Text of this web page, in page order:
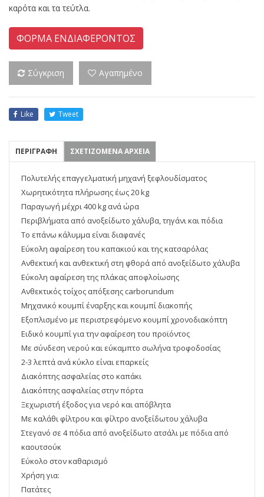
καρότα και τα τεύτλα.
ΦΟΡΜΑ ΕΝΔΙΑΦΕΡΟΝΤΟΣ
Σύγκριση Αγαπημένο
Like Tweet
ΠΕΡΙΓΡΑΦΗ ΣΧΕΤΙΖΟΜΕΝΑ ΑΡΧΕΙΑ
Πολυτελής επαγγελματική μηχανή ξεφλουδίσματος
Χωρητικότητα πλήρωσης έως 20 kg
Παραγωγή μέχρι 400 kg ανά ώρα
Περιβλήματα από ανοξείδωτο χάλυβα, τηγάνι και πόδια
Το επάνω κάλυμμα είναι διαφανές
Εύκολη αφαίρεση του καπακιού και της κατσαρόλας
Ανθεκτική και ανθεκτική στη φθορά από ανοξείδωτο χάλυβα
Εύκολη αφαίρεση της πλάκας αποφλοίωσης
Ανθεκτικός τοίχος απόξεσης carborundum
Μηχανικό κουμπί έναρξης και κουμπί διακοπής
Εξοπλισμένο με περιστρεφόμενο κουμπί χρονοδιακόπτη
Ειδικό κουμπί για την αφαίρεση του προϊόντος
Με σύνδεση νερού και εύκαμπτο σωλήνα τροφοδοσίας
2-3 λεπτά ανά κύκλο είναι επαρκείς
Διακόπτης ασφαλείας στο καπάκι
Διακόπτης ασφαλείας στην πόρτα
Ξεχωριστή έξοδος για νερό και απόβλητα
Με καλάθι φίλτρου και φίλτρο ανοξείδωτου χάλυβα
Στεγανό σε 4 πόδια από ανοξείδωτο ατσάλι με πόδια από
καουτσούκ
Εύκολο στον καθαρισμό
Χρήση για:
Πατάτες